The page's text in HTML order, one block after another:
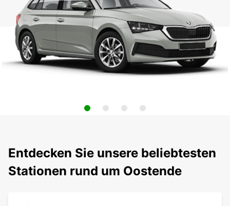
Entdecken Sie unsere beliebtesten
Stationen rund um Oostende